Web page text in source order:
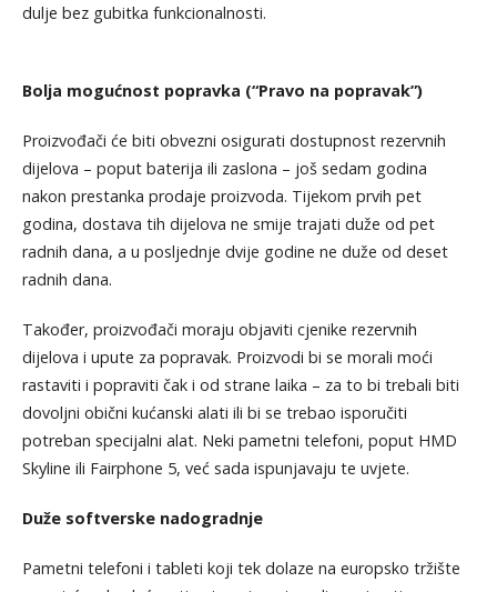
dulje bez gubitka funkcionalnosti.
Bolja mogućnost popravka (“Pravo na popravak”)
Proizvođači će biti obvezni osigurati dostupnost rezervnih
dijelova – poput baterija ili zaslona – još sedam godina
nakon prestanka prodaje proizvoda. Tijekom prvih pet
godina, dostava tih dijelova ne smije trajati duže od pet
radnih dana, a u posljednje dvije godine ne duže od deset
radnih dana.
Također, proizvođači moraju objaviti cjenike rezervnih
dijelova i upute za popravak. Proizvodi bi se morali moći
rastaviti i popraviti čak i od strane laika – za to bi trebali biti
dovoljni obični kućanski alati ili bi se trebao isporučiti
potreban specijalni alat. Neki pametni telefoni, poput HMD
Skyline ili Fairphone 5, već sada ispunjavaju te uvjete.
Duže softverske nadogradnje
Pametni telefoni i tableti koji tek dolaze na europsko tržište